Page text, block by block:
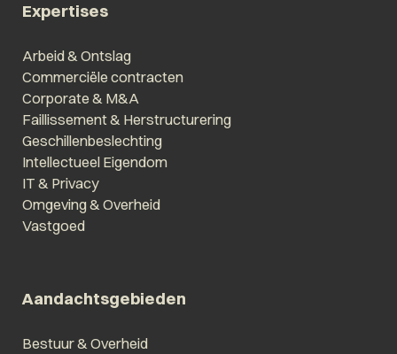
Expertises
Arbeid & Ontslag
Commerciële contracten
Corporate & M&A
Faillissement & Herstructurering
Geschillenbeslechting
Intellectueel Eigendom
IT & Privacy
Omgeving & Overheid
Vastgoed
Aandachtsgebieden
Bestuur & Overheid